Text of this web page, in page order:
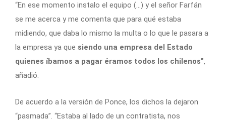
“En ese momento instalo el equipo (…) y el señor Farfán
se me acerca y me comenta que para qué estaba
midiendo, que daba lo mismo la multa o lo que le pasara a
la empresa ya que siendo una empresa del Estado
quienes íbamos a pagar éramos todos los chilenos”,
añadió.
De acuerdo a la versión de Ponce, los dichos la dejaron
“pasmada”. “Estaba al lado de un contratista, nos